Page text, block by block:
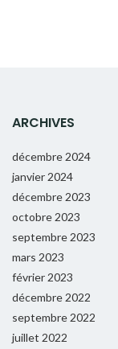
ARCHIVES
décembre 2024
janvier 2024
décembre 2023
octobre 2023
septembre 2023
mars 2023
février 2023
décembre 2022
septembre 2022
juillet 2022